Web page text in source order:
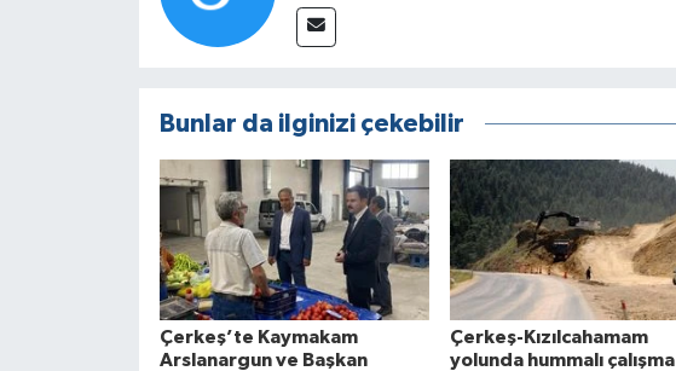
Bunlar da ilginizi çekebilir
Çerkeş’te Kaymakam
Arslanargun ve Başkan
Çerkeş-Kızılcahamam
yolunda hummalı çalışma